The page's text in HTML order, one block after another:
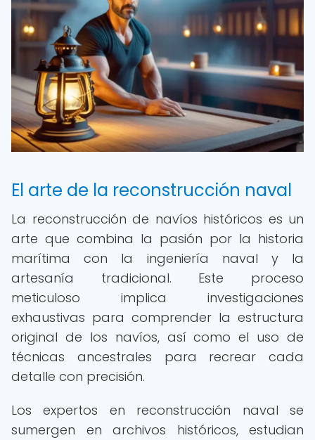
El arte de la reconstrucción naval
La reconstrucción de navíos históricos es un
arte que combina la pasión por la historia
marítima con la ingeniería naval y la
artesanía tradicional. Este proceso
meticuloso implica investigaciones
exhaustivas para comprender la estructura
original de los navíos, así como el uso de
técnicas ancestrales para recrear cada
detalle con precisión.
Los expertos en reconstrucción naval se
sumergen en archivos históricos, estudian